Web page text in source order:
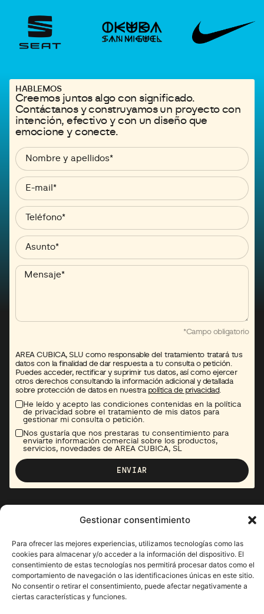
Gestionar consentimiento
Para ofrecer las mejores experiencias, utilizamos tecnologías como las
cookies para almacenar y/o acceder a la información del dispositivo. El
consentimiento de estas tecnologías nos permitirá procesar datos como el
comportamiento de navegación o las identificaciones únicas en este sitio.
No consentir o retirar el consentimiento, puede afectar negativamente a
ciertas características y funciones.
HABLEMOS
Creemos juntos algo con significado.
Contáctanos y construyamos un proyecto con
intención, efectivo y con un diseño que
emocione y conecte.
*Campo obligatorio
AREA CUBICA, SLU como responsable del tratamiento tratará tus
datos con la finalidad de dar respuesta a tu consulta o petición.
Puedes acceder, rectificar y suprimir tus datos, así como ejercer
otros derechos consultando la información adicional y detallada
sobre protección de datos en nuestra política de privacidad.
He leído y acepto las condiciones contenidas en la política
de privacidad sobre el tratamiento de mis datos para
gestionar mi consulta o petición.
Nos gustaría que nos prestaras tu consentimiento para
enviarte información comercial sobre los productos,
servicios, novedades de AREA CUBICA, SL
ENVIAR
Pol. Ind. Mas Llorenç, Par 2
17430, Santa Coloma de Farners
Girona, España
comercial@areacubica.com
+34 972 84 23 00
Política de privacidad